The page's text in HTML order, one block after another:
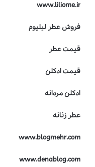
www.liliome.ir
فروش عطر لیلیوم
قیمت عطر
قیمت ادکلن
ادکلن مردانه
عطر زنانه
www.blogmehr.com
www.denablog.com